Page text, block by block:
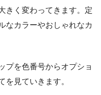
きく変わってきます。定
なカラーやおしゃれなカ
プを色番号からオプショ
を見ていきます。